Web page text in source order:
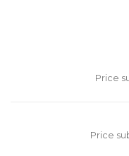
Price
Price